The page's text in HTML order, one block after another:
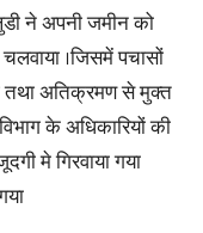
ने अपनी जमीन को
।जिसमें पचासों
तथा अतिक्रमण से मुक्त
के अधिकारियों की
मे गिरवाया गया